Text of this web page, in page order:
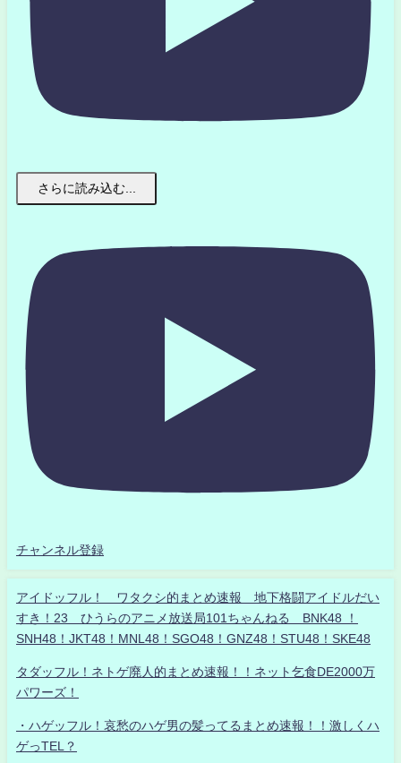
さらに読み込む...
チャンネル登録
アイドッフル！ ワタクシ的まとめ速報 地下格闘アイドルだい
すき！23 ひうらのアニメ放送局101ちゃんねる BNK48 ！
SNH48！JKT48！MNL48！SGO48！GNZ48！STU48！SKE48
タダッフル！ネトゲ廃人的まとめ速報！！ネット乞食DE2000万
パワーズ！
・ハゲッフル！哀愁のハゲ男の髪ってるまとめ速報！！激しくハ
ゲっTEL？